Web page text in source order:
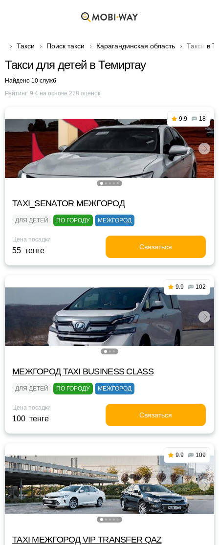
Такси Поиск такси Карагандинская область Такси в
Такси для детей в Темиртау
Найдено 10 служб
Рейтинг: 9.4 на основе 278 оценок
9.9 18
TAXI_SENATOR МЕЖГОРОД
ДЛЯ ДЕТЕЙ ПО ГОРОДУ МЕЖГОРОД
Цена посадки
55 тенге Связаться
9.9 102
МЕЖГОРОД TAXI BUSINESS CLASS
ДЛЯ ДЕТЕЙ ПО ГОРОДУ МЕЖГОРОД
Цена посадки
100 тенге Связаться
9.9 109
TAXI МЕЖГОРОД VIP TRANSFER QАZ